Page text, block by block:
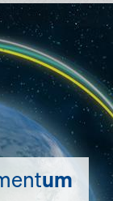
um